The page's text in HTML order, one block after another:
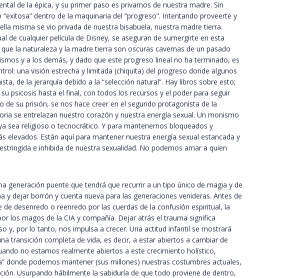
de la épica, y su primer paso es privarnos de nuestra madre. Sin
dentro de la maquinaria del “progreso”. Intentando proveerte y
misma se vio privada de nuestra bisabuela, nuestra madre tierra.
de cualquier película de Disney, se aseguran de sumergirte en esta
la naturaleza y la madre tierra son oscuras cavernas de un pasado
y a los demás, y dado que este progreso lineal no ha terminado, es
una visión estrecha y limitada (chiquita) del progreso donde algunos
de la jerarquía debido a la “selección natural”. Hay libros sobre esto;
psicosis hasta el final, con todos los recursos y el poder para seguir
su prisión, se nos hace creer en el segundo protagonista de la
se entrelazan nuestro corazón y nuestra energía sexual. Un monismo
sea religioso o tecnocrático. Y para mantenernos bloqueados y
Están aquí para mantener nuestra energía sexual estancada y
e inhibida de nuestra sexualidad. No podemos amar a quien
generación puente que tendrá que recurrir a un tipo único de magia y de
dejar borrón y cuenta nueva para las generaciones venideras. Antes de
desenredo o reenredo por las cuerdas de la confusión espiritual, la
los magos de la CIA y compañía. Dejar atrás el trauma significa
y, por lo tanto, nos impulsa a crecer. Una actitud infantil se mostrará
transición completa de vida, es decir, a estar abiertos a cambiar de
no estamos realmente abiertos a este crecimiento holístico,
donde podemos mantener (sus millones) nuestras costumbres actuales,
Usurpando hábilmente la sabiduría de que todo proviene de dentro,